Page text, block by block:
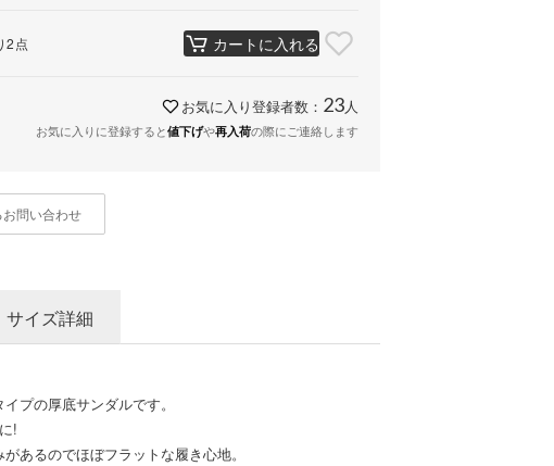
2点 カートに入れる
お気に入り登録者数： 23 人
お気に入りに登録すると値下げや再入荷の際にご連絡します
お問い合わせ
サイズ詳細
プの厚底サンダルです。
!
あるのでほぼフラットな履き心地。